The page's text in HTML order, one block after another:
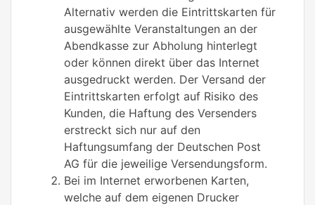
Alternativ werden die Eintrittskarten für
ausgewählte Veranstaltungen an der
Abendkasse zur Abholung hinterlegt
oder können direkt über das Internet
ausgedruckt werden. Der Versand der
Eintrittskarten erfolgt auf Risiko des
Kunden, die Haftung des Versenders
erstreckt sich nur auf den
Haftungsumfang der Deutschen Post
AG für die jeweilige Versendungsform.
Bei im Internet erworbenen Karten,
welche auf dem eigenen Drucker